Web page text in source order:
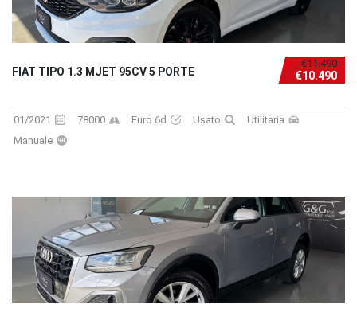
€11.490
€10.490
FIAT TIPO 1.3 MJET 95CV 5 PORTE
01/2021 78000 Euro 6d Usato
Utilitaria
Manuale